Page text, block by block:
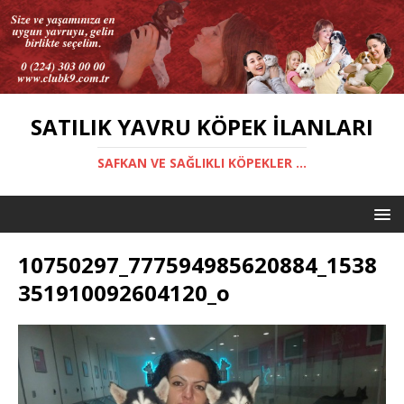
SATILIK YAVRU KÖPEK İLANLARI
SAFKAN VE SAĞLIKLI KÖPEKLER ...
10750297_777594985620884_1538
351910092604120_o